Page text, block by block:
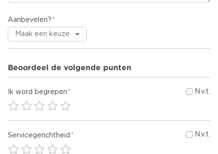
Aanbevelen?
Beoordeel de volgende punten
Ik word begrepen N.v.t.
Servicegerichtheid N.v.t.